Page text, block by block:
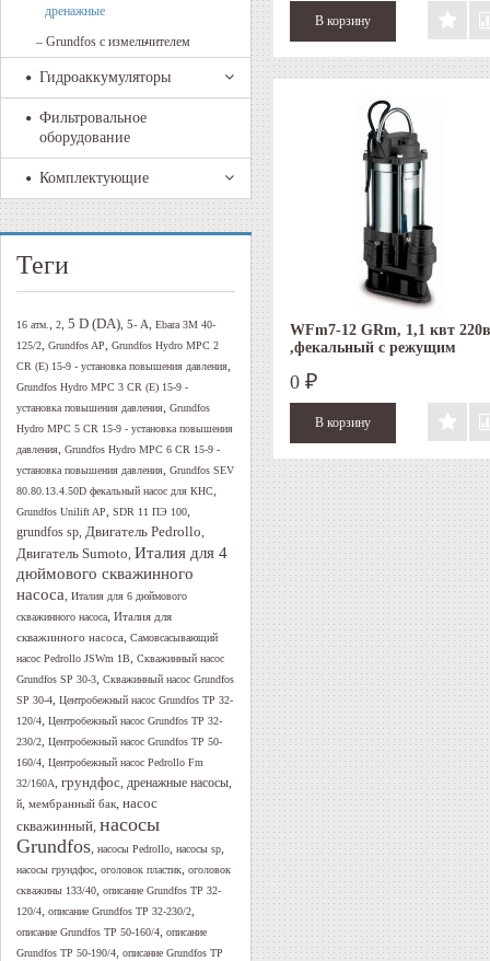
дренажные
– Grundfos с измельчителем
Гидроаккумуляторы
Фильтровальное
оборудование
Комплектующие
Теги
16 атм. , 2, 5 D (DA), 5- A, Ebara 3M 40-
125/2, Grundfos AP, Grundfos Hydro MPC 2
CR (E) 15-9 - установка повышения давления,
Grundfos Hydro MPC 3 CR (E) 15-9 -
установка повышения давления, Grundfos
Hydro MPC 5 CR 15-9 - установка повышения
давления, Grundfos Hydro MPC 6 CR 15-9 -
установка повышения давления, Grundfos SEV
80.80.13.4.50D фекальный насос для КНС,
Grundfos Unilift AP, SDR 11 ПЭ 100,
grundfos sp, Двигатель Pedrollo,
Двигатель Sumoto, Италия для 4
дюймового скважинного
насоса, Италия для 6 дюймового
скважинного насоса, Италия для
скважинного насоса, Самовсасывающий
насос Pedrollo JSWm 1B, Скважинный насос
Grundfos SP 30-3, Скважинный насос Grundfos
SP 30-4, Центробежный насос Grundfos TP 32-
120/4, Центробежный насос Grundfos TP 32-
230/2, Центробежный насос Grundfos TP 50-
160/4, Центробежный насос Pedrollo Fm
32/160A, грундфос, дренажные насосы,
й, мембранный бак, насос
скважинный, насосы
Grundfos, насосы Pedrollo, насосы sp,
насосы грундфос, оголовок пластик, оголовок
скважины 133/40, описание Grundfos TP 32-
120/4, описание Grundfos TP 32-230/2,
описание Grundfos TP 50-160/4, описание
Grundfos TP 50-190/4, описание Grundfos TP
WFm7-12 GRm, 1,1 квт 220в
,фекальный с режущим
0 ₽